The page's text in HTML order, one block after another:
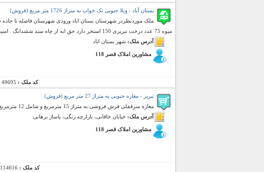
بستان آباد - ویلا جنوبی تک خواب به متراژ 1726 متر مربع (فروش)
میوه 75 عدد درخت تبریزی 150 استخر دارد حق ابه از چاه سند ششدانگ . امنیت 100 درصد ...
آدرس ملک: شهر بستان اباد
مشاورین املاک قصر 118
کد ملک : 49695
تبریز - مغازه جنوبی به متراژ 27 متر مربع (فروش)
مغازه سرقفلی فرش فروشی به متراژ 15 مترمربع و شامل 12 مترمربع بارخانه می باشد.همکف
آدرس ملک: خیابان خاقانی، بازارچه رنگی، پاساژ برهانی
مشاورین املاک قصر 118
کد ملک : 114616